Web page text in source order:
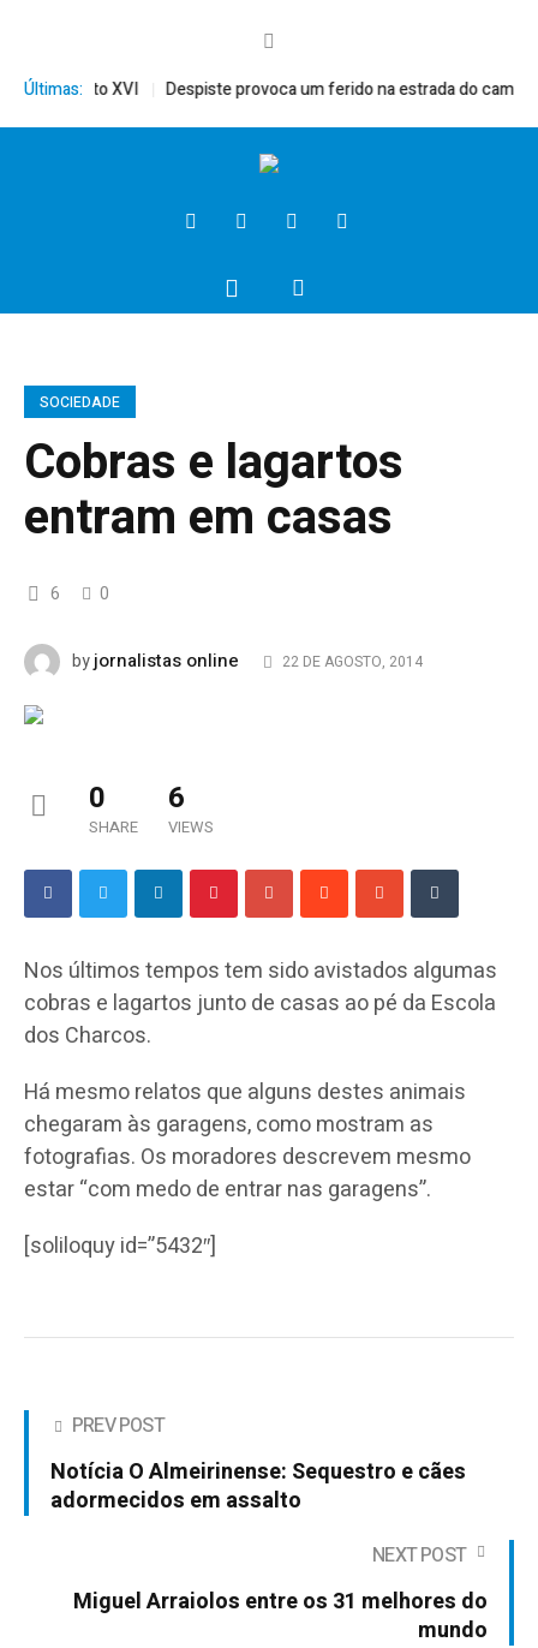
Últimas:
Bento XVI Despiste provoca um ferido na estrada do campo
SOCIEDADE
Cobras e lagartos
entram em casas
6 0
byjornalistas online 22 DE AGOSTO, 2014
0
SHARE
6
VIEWS
Nos últimos tempos tem sido avistados algumas
cobras e lagartos junto de casas ao pé da Escola
dos Charcos.
Há mesmo relatos que alguns destes animais
chegaram às garagens, como mostram as
fotografias. Os moradores descrevem mesmo
estar “com medo de entrar nas garagens”.
[soliloquy id=”5432″]
PREV POST
Notícia O Almeirinense: Sequestro e cães
adormecidos em assalto
NEXT POST
Miguel Arraiolos entre os 31 melhores do
mundo